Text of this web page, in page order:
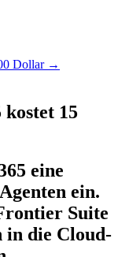
Dollar →
15
eine
ein.
Suite
in die Cloud-